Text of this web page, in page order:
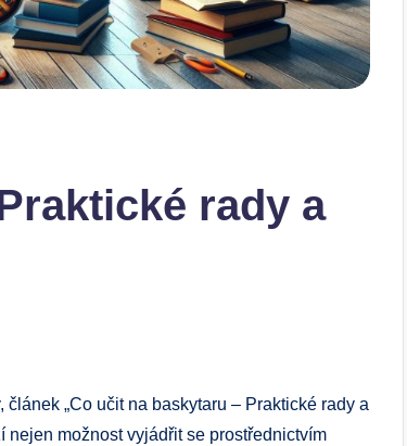
rady a
„Co učit na baskytaru – Praktické rady a
nejen možnost vyjádřit se prostřednictvím